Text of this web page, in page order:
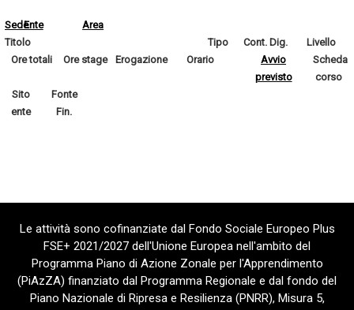
SedeEnte
Area
Titolo
Tipo Cont. Dig.
Livello
Ore totali
Ore stage Erogazione Orario
Avvio
previsto
Scheda
corso
Sito
ente
Fonte
Fin.
Le attività sono cofinanziate dal Fondo Sociale Europeo Plus
FSE+ 2021/2027 dell'Unione Europea nell'ambito del
Programma Piano di Azione Zonale per l'Apprendimento
(PiAzZA) finanziato dal Programma Regionale e dal fondo del
Piano Nazionale di Ripresa e Resilienza (PNRR), Misura 5,